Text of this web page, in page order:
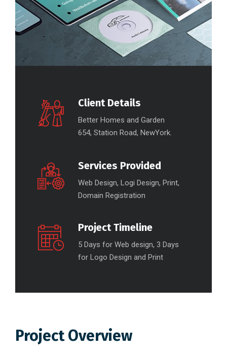
Client Details
Better Homes and Garden
654, Station Road, NewYork.
Services Provided
Web Design, Logi Design, Print,
Domain Registration
Project Timeline
5 Days for Web design, 3 Days
for Logo Design and Print
Project Overview